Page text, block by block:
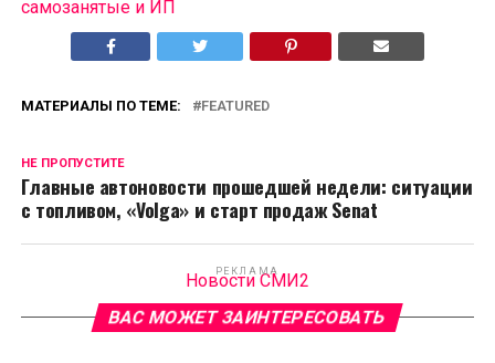
самозанятые и ИП
МАТЕРИАЛЫ ПО ТЕМЕ: FEATURED
НЕ ПРОПУСТИТЕ
Главные автоновости прошедшей недели: ситуации
с топливом, «Volga» и старт продаж Senat
РЕКЛАМА
Новости СМИ2
ВАС МОЖЕТ ЗАИНТЕРЕСОВАТЬ